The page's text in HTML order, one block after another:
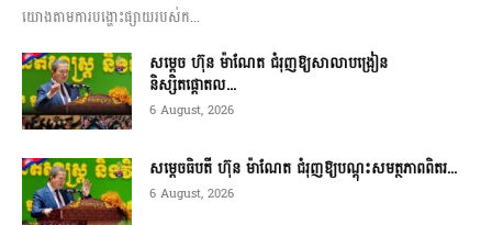
យោងតាមការបង្ហោះផ្សាយរបស់ក...
សម្តេច ហ៊ុន ម៉ាណែត ជំរុញឱ្យសាលាបង្រៀន
និស្សិតផ្តោតល...
6 August, 2026
សម្តេចធិបតី ហ៊ុន ម៉ាណែត ជំរុញឱ្យបណ្តុះសមត្ថភាពពិតរ...
6 August, 2026